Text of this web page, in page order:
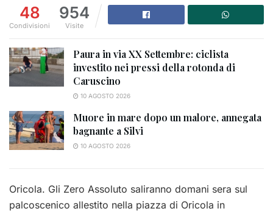
48
Condivisioni
954
Visite
Paura in via XX Settembre: ciclista
investito nei pressi della rotonda di
Caruscino
10 AGOSTO 2026
Muore in mare dopo un malore, annegata
bagnante a Silvi
10 AGOSTO 2026
Oricola. Gli Zero Assoluto saliranno domani sera sul
palcoscenico allestito nella piazza di Oricola in